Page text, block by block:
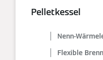
Pelletkessel
Nenn-
Flexible